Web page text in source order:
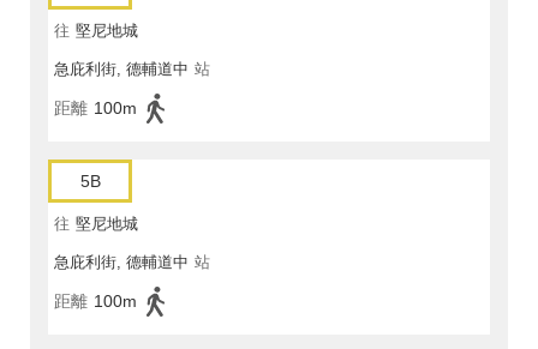
往 堅尼地城
急庇利街, 德輔道中 站
距離 100m
5B
往 堅尼地城
急庇利街, 德輔道中 站
距離 100m